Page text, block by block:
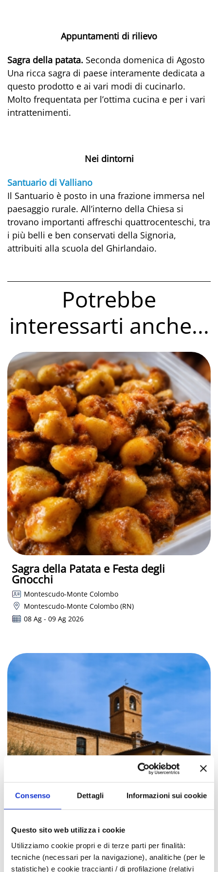
Consenso Dettagli Informazioni sui cookie
Questo sito web utilizza i cookie
Utilizziamo cookie propri e di terze parti per finalità:
tecniche (necessari per la navigazione), analitiche (per le
statistiche) e cookie traccianti / di profilazione (relativi
Appuntamenti di rilievo
Sagra della patata. Seconda domenica di Agosto
Una ricca sagra di paese interamente dedicata a
questo prodotto e ai vari modi di cucinarlo.
Molto frequentata per l’ottima cucina e per i vari
intrattenimenti.
Nei dintorni
Santuario di Valliano
Il Santuario è posto in una frazione immersa nel
paesaggio rurale. All’interno della Chiesa si
trovano importanti affreschi quattrocenteschi, tra
i più belli e ben conservati della Signoria,
attribuiti alla scuola del Ghirlandaio.
Potrebbe
interessarti anche...
Sagra della Patata e Festa degli
Gnocchi
Montescudo-Monte Colombo
Montescudo-Monte Colombo (RN)
08 Ag - 09 Ag 2026